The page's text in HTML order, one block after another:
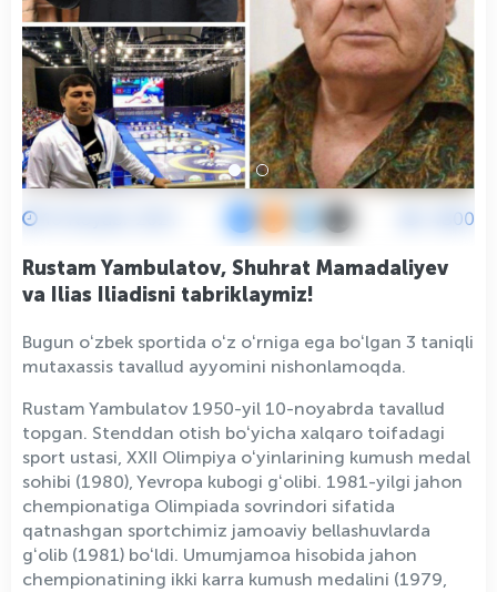
4800
Rustam Yambulatov, Shuhrat Mamadaliyev
va Ilias Iliadisni tabriklaymiz!
Bugun oʻzbek sportida oʻz oʻrniga ega boʻlgan 3 taniqli
mutaxassis tavallud ayyomini nishonlamoqda.
Rustam Yambulatov 1950-yil 10-noyabrda tavallud
topgan. Stenddan otish boʻyicha xalqaro toifadagi
sport ustasi, XXII Olimpiya oʻyinlarining kumush medal
sohibi (1980), Yevropa kubogi gʻolibi. 1981-yilgi jahon
chempionatiga Olimpiada sovrindori sifatida
qatnashgan sportchimiz jamoaviy bellashuvlarda
gʻolib (1981) boʻldi. Umumjamoa hisobida jahon
chempionatining ikki karra kumush medalini (1979,